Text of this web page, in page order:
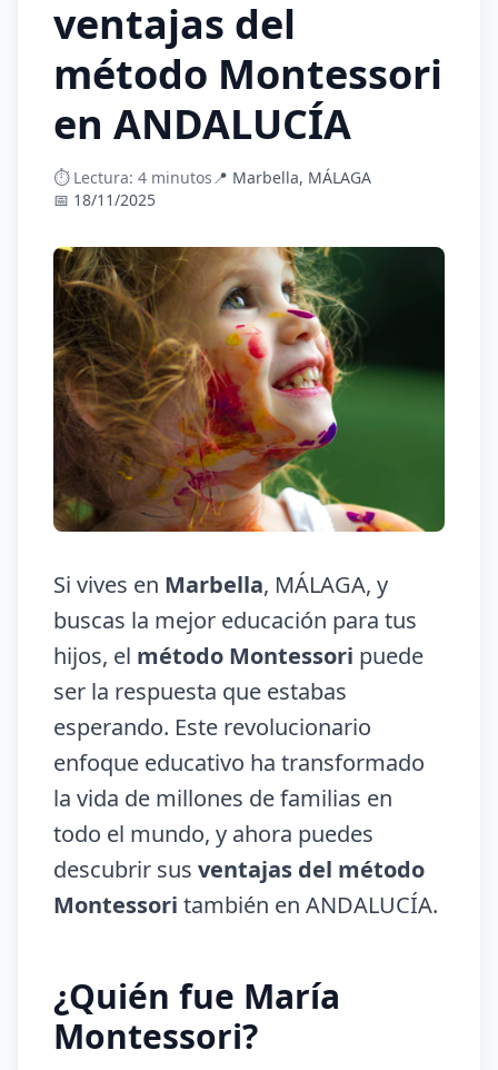
ventajas del
método Montessori
en ANDALUCÍA
⏱️ Lectura: 4 minutos📍 Marbella, MÁLAGA
📅 18/11/2025
Si vives en Marbella, MÁLAGA, y
buscas la mejor educación para tus
hijos, el método Montessori puede
ser la respuesta que estabas
esperando. Este revolucionario
enfoque educativo ha transformado
la vida de millones de familias en
todo el mundo, y ahora puedes
descubrir sus ventajas del método
Montessori también en ANDALUCÍA.
¿Quién fue María
Montessori?